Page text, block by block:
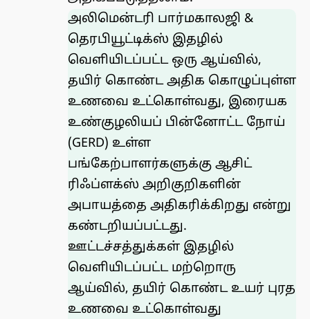
அலிமென்டரி பார்மகாலஜி &
தெரபியூட்டிக்ஸ் இதழில்
வெளியிடப்பட்ட ஒரு ஆய்வில்,
தயிர் கொண்ட அதிக கொழுப்புள்ள
உணவை உட்கொள்வது, இரையக
உண்குழலியப் பின்னோட்ட நோய்
(GERD) உள்ள
பங்கேற்பாளர்களுக்கு ஆசிட்
ரிஃப்ளக்ஸ் அறிகுறிகளின்
அபாயத்தை அதிகரிக்கிறது என்று
கண்டறியப்பட்டது.
ஊட்டச்சத்துக்கள் இதழில்
வெளியிடப்பட்ட மற்றொரு
ஆய்வில், தயிர் கொண்ட உயர் புரத
உணவை உட்கொள்வது